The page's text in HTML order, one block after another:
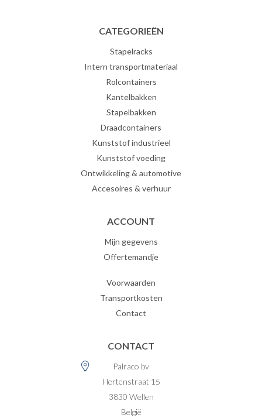
CATEGORIEËN
Stapelracks
Intern transportmateriaal
Rolcontainers
Kantelbakken
Stapelbakken
Draadcontainers
Kunststof industrieel
Kunststof voeding
Ontwikkeling & automotive
Accesoires & verhuur
ACCOUNT
Mijn gegevens
Offertemandje
Voorwaarden
Transportkosten
Contact
CONTACT
Palraco bv
Hertenstraat 15
3830 Wellen
België